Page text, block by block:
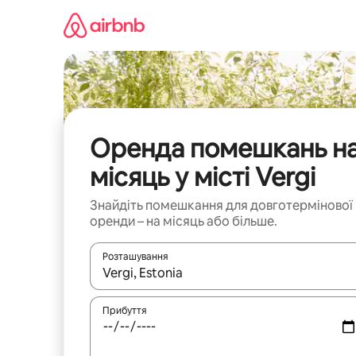
Оренда помешкань
місяць у місті Vergi
Знайдіть помешкання для довготермінової
оренди – на місяць або більше.
Розташування
Отримавши результати пошуку, використовуйте
Прибуття